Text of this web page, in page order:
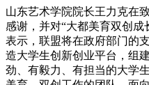
山东艺术学院院长王力克在
感谢，并对“大都美育双创
表示，联盟将在政府部门的
造大学生创新创业平台，组
劲、有毅力、有担当的大学